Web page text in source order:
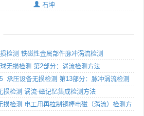
石坤
检测 铁磁性金属部件脉冲涡流检测
无损检测 第2部分：涡流检测方法
承压设备无损检测 第13部分：脉冲涡流检测
检测 涡流-磁记忆集成检测方法
检测 电工用再拉制铜棒电磁（涡流）检测方